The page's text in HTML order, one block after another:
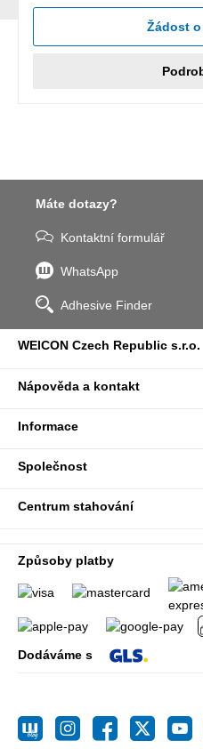
Žádost
Máte dotazy?
Kontaktní formulář
WhatsApp
Adhesive Finder
WEICON Czech Republic s.r.o.
Nápověda a kontakt
Informace
Společnost
Centrum stahování
Způsoby platby
Dodáváme s